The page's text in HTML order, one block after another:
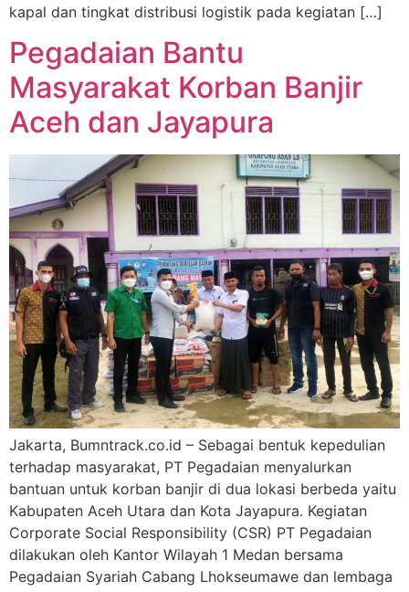
kapal dan tingkat distribusi logistik pada kegiatan […]
Pegadaian Bantu
Masyarakat Korban Banjir
Aceh dan Jayapura
Jakarta, Bumntrack.co.id – Sebagai bentuk kepedulian
terhadap masyarakat, PT Pegadaian menyalurkan
bantuan untuk korban banjir di dua lokasi berbeda yaitu
Kabupaten Aceh Utara dan Kota Jayapura. Kegiatan
Corporate Social Responsibility (CSR) PT Pegadaian
dilakukan oleh Kantor Wilayah 1 Medan bersama
Pegadaian Syariah Cabang Lhokseumawe dan lembaga